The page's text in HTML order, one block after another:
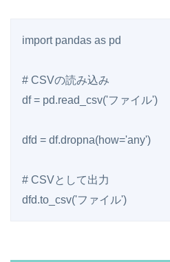
import pandas as pd
# CSVの読み込み
df = pd.read_csv('ファイル')
dfd = df.dropna(how='any')
# CSVとして出力
dfd.to_csv('ファイル')